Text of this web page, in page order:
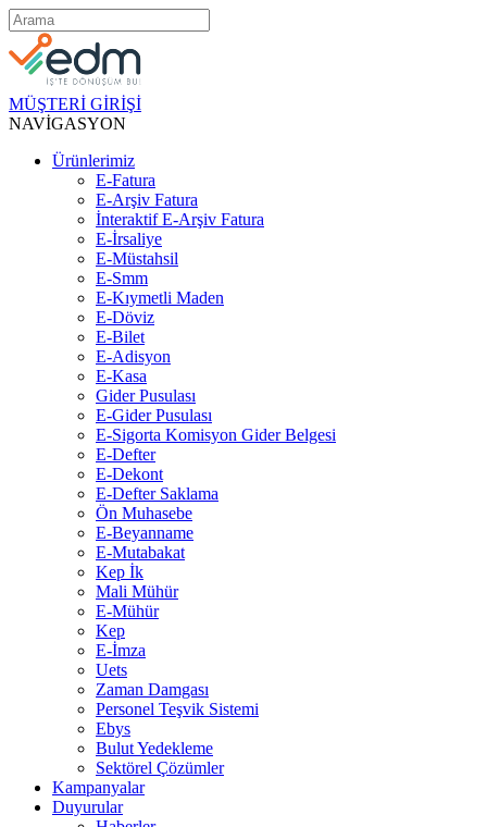
MÜŞTERİ GİRİŞİ
NAVİGASYON
Ürünlerimiz
E-Fatura
E-Arşiv Fatura
İnteraktif E-Arşiv Fatura
E-İrsaliye
E-Müstahsil
E-Smm
E-Kıymetli Maden
E-Döviz
E-Bilet
E-Adisyon
E-Kasa
Gider Pusulası
E-Gider Pusulası
E-Sigorta Komisyon Gider Belgesi
E-Defter
E-Dekont
E-Defter Saklama
Ön Muhasebe
E-Beyanname
E-Mutabakat
Kep İk
Mali Mühür
E-Mühür
Kep
E-İmza
Uets
Zaman Damgası
Personel Teşvik Sistemi
Ebys
Bulut Yedekleme
Sektörel Çözümler
Kampanyalar
Duyurular